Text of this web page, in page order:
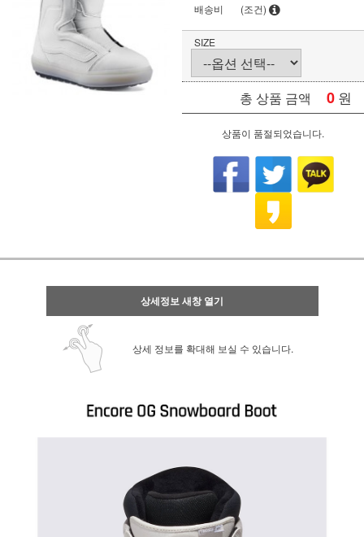
배송비
(조건)
SIZE
총 상품 금액 0 원
상품이 품절되었습니다.
상세정보 새창 열기
상세 정보를 확대해 보실 수 있습니다.